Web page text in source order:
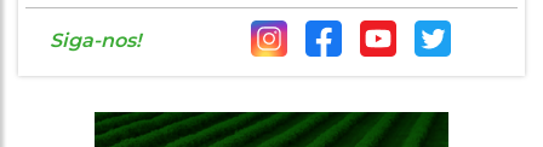
Siga-nos!